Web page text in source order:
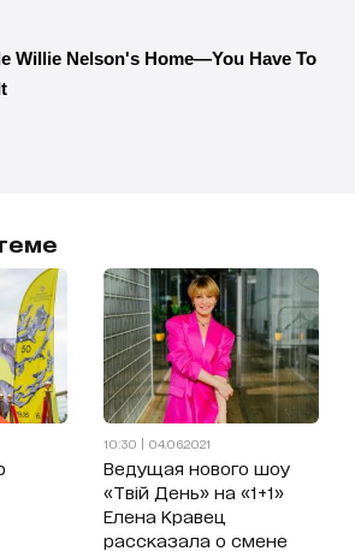
10:30 | 04.06.2021
Ведущая нового шоу
«Твій День» на «1+1»
Елена Кравец
рассказала о смене